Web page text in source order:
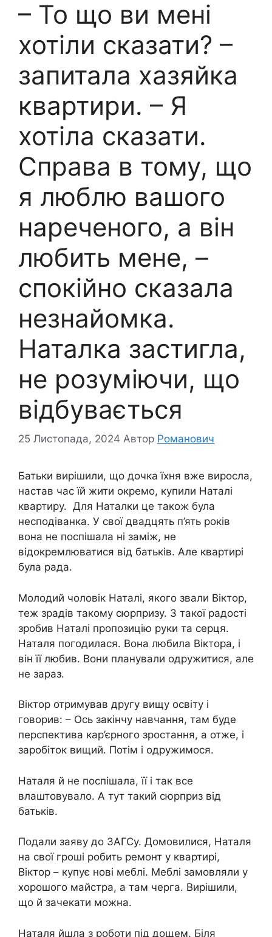
– То що ви мені
хотіли сказати? –
запитала хазяйка
квартири. – Я
хотіла сказати.
Справа в тому, що
я люблю вашого
нареченого, а він
любить мене, –
спокійно сказала
незнайомка.
Наталка застигла,
не розуміючи, що
відбувається
25 Листопада, 2024 Автор Романович
Батьки вирішили, що дочка їхня вже виросла,
настав час їй жити окремо, купили Наталі
квартиру. Для Наталки це також була
несподіванка. У свої двадцять п’ять років
вона не поспішала ні заміж, не
відокремлюватися від батьків. Але квартирі
була рада.
Молодий чоловік Наталі, якого звали Віктор,
теж зрадів такому сюрпризу. З такої радості
зробив Наталі пропозицію руки та серця.
Наталя погодилася. Вона любила Віктора, і
він її любив. Вони планували одружитися, але
не зараз.
Віктор отримував другу вищу освіту і
говорив: – Ось закінчу навчання, там буде
перспектива кар’єрного зростання, а отже, і
заробіток вищий. Потім і одружимося.
Наталя й не поспішала, її і так все
влаштовувало. А тут такий сюрприз від
батьків.
Подали заяву до ЗАГСу. Домовилися, Наталя
на свої гроші робить ремонт у квартирі,
Віктор – купує нові меблі. Меблі замовляли у
хорошого майстра, а там черга. Вирішили,
що й зачекати можна.
Наталя йшла з роботи під дощем. Біля